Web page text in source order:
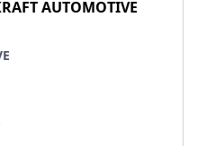
AUTOMOTIVE